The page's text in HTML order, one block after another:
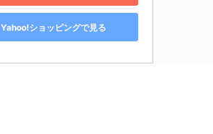
Yahoo!ショッピングで見る